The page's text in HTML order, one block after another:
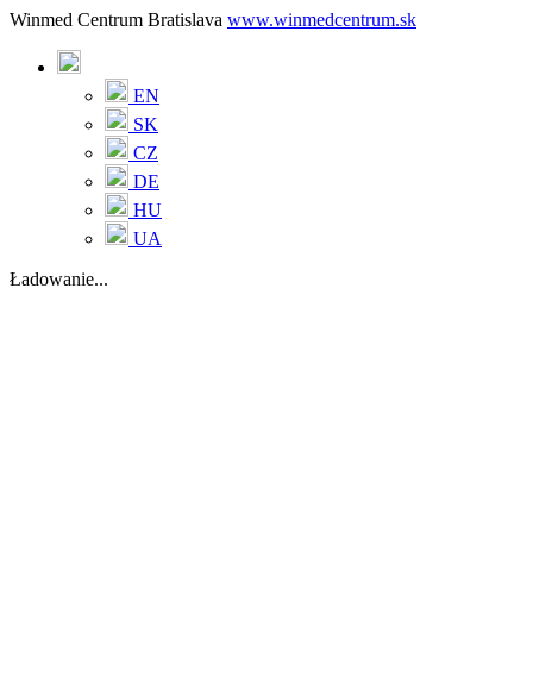
Winmed Centrum Bratislava www.winmedcentrum.sk
EN
SK
CZ
DE
HU
UA
Ładowanie...